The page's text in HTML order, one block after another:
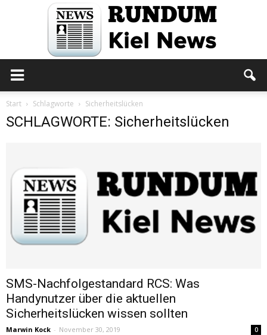
News
Start Schlagworte Sicherheitslücken
SCHLAGWORTE: Sicherheitslücken
SMS-Nachfolgestandard RCS: Was
Handynutzer über die aktuellen
Sicherheitslücken wissen sollten
Marwin Kock - November 30, 2019 0